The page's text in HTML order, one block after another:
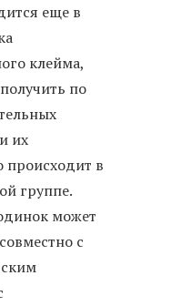
еще в
клейма,
по
их
происходит в
группе.
может
с